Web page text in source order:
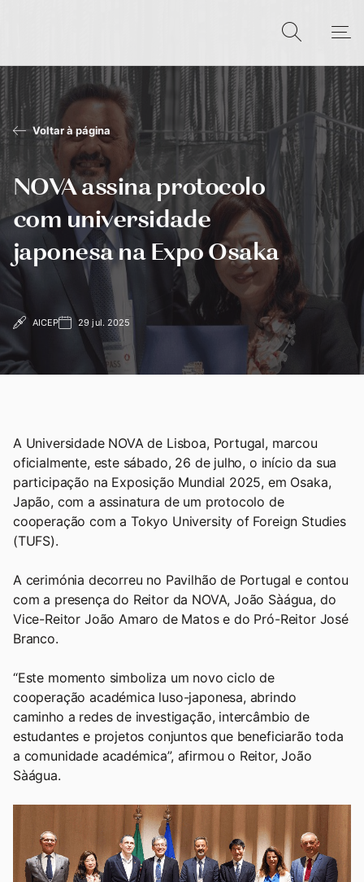
Voltar à página
NOVA assina protocolo
com universidade
japonesa na Expo Osaka
AICEP 29 jul. 2025
A Universidade NOVA de Lisboa, Portugal, marcou
oficialmente, este sábado, 26 de julho, o início da sua
participação na Exposição Mundial 2025, em Osaka,
Japão, com a assinatura de um protocolo de
cooperação com a Tokyo University of Foreign Studies
(TUFS).
A cerimónia decorreu no Pavilhão de Portugal e contou
com a presença do Reitor da NOVA, João Sàágua, do
Vice-Reitor João Amaro de Matos e do Pró-Reitor José
Branco.
“Este momento simboliza um novo ciclo de
cooperação académica luso-japonesa, abrindo
caminho a redes de investigação, intercâmbio de
estudantes e projetos conjuntos que beneficiarão toda
a comunidade académica”, afirmou o Reitor, João
Sàágua.